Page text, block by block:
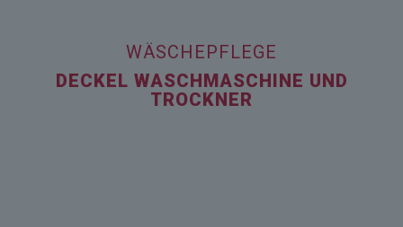
WÄSCHEPFLEGE
DECKEL WASCHMASCHINE UND
TROCKNER